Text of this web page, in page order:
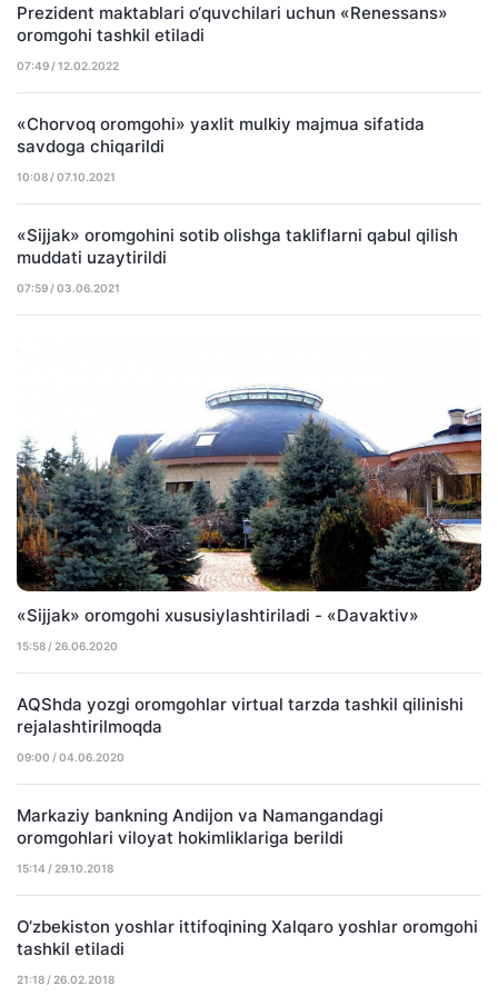
Prezident maktablari o‘quvchilari uchun «Renessans»
oromgohi tashkil etiladi
07:49 / 12.02.2022
«Chorvoq oromgohi» yaxlit mulkiy majmua sifatida
savdoga chiqarildi
10:08 / 07.10.2021
«Sijjak» oromgohini sotib olishga takliflarni qabul qilish
muddati uzaytirildi
07:59 / 03.06.2021
«Sijjak» oromgohi xususiylashtiriladi - «Davaktiv»
15:58 / 26.06.2020
AQShda yozgi oromgohlar virtual tarzda tashkil qilinishi
rejalashtirilmoqda
09:00 / 04.06.2020
Markaziy bankning Andijon va Namangandagi
oromgohlari viloyat hokimliklariga berildi
15:14 / 29.10.2018
O‘zbekiston yoshlar ittifoqining Xalqaro yoshlar oromgohi
tashkil etiladi
21:18 / 26.02.2018